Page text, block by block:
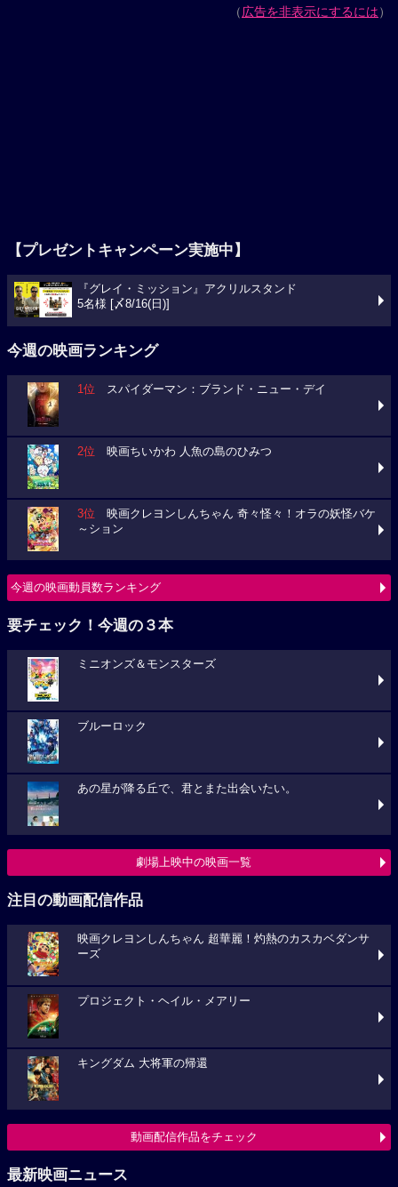
（広告を非表示にするには）
【プレゼントキャンペーン実施中】
『グレイ・ミッション』アクリルスタンド
5名様 [〆8/16(日)]
今週の映画ランキング
1位 スパイダーマン：ブランド・ニュー・デイ
2位 映画ちいかわ 人魚の島のひみつ
3位 映画クレヨンしんちゃん 奇々怪々！オラの妖怪バケ
～ション
今週の映画動員数ランキング
要チェック！今週の３本
ミニオンズ＆モンスターズ
ブルーロック
あの星が降る丘で、君とまた出会いたい。
劇場上映中の映画一覧
注目の動画配信作品
映画クレヨンしんちゃん 超華麗！灼熱のカスカベダンサ
ーズ
プロジェクト・ヘイル・メアリー
キングダム 大将軍の帰還
動画配信作品をチェック
最新映画ニュース